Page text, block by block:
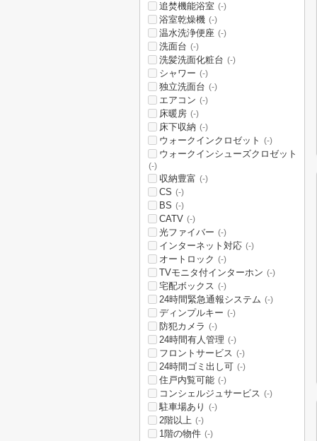
追焚機能浴室 (-)
浴室乾燥機 (-)
温水洗浄便座 (-)
洗面台 (-)
洗髪洗面化粧台 (-)
シャワー (-)
独立洗面台 (-)
エアコン (-)
床暖房 (-)
床下収納 (-)
ウォークインクロゼット (-)
ウォークインシューズクロゼット
(-)
収納豊富 (-)
CS (-)
BS (-)
CATV (-)
光ファイバー (-)
インターネット対応 (-)
オートロック (-)
TVモニタ付インターホン (-)
宅配ボックス (-)
24時間緊急通報システム (-)
ディンプルキー (-)
防犯カメラ (-)
24時間有人管理 (-)
フロントサービス (-)
24時間ゴミ出し可 (-)
住戸内覧可能 (-)
コンシェルジュサービス (-)
駐車場あり (-)
2階以上 (-)
1階の物件 (-)